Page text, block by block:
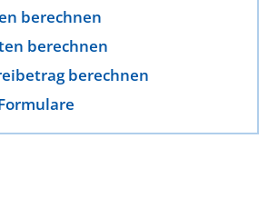
berechnen
berechnen
berechnen